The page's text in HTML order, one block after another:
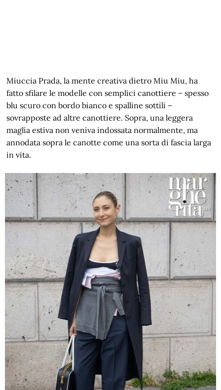
Miuccia Prada, la mente creativa dietro Miu Miu, ha
fatto sfilare le modelle con semplici canottiere – spesso
blu scuro con bordo bianco e spalline sottili –
sovrapposte ad altre canottiere. Sopra, una leggera
maglia estiva non veniva indossata normalmente, ma
annodata sopra le canotte come una sorta di fascia larga
in vita.